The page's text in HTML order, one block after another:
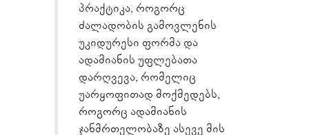
პრაქტიკა, როგორც
ძალადობის გამოვლენის
უკიდურესი ფორმა და
ადამიანის უფლებათა
დარღვევა, რომელიც
უარყოფითად მოქმედებს,
როგორც ადამიანის
ჯანმრთელობაზე ასევე მის